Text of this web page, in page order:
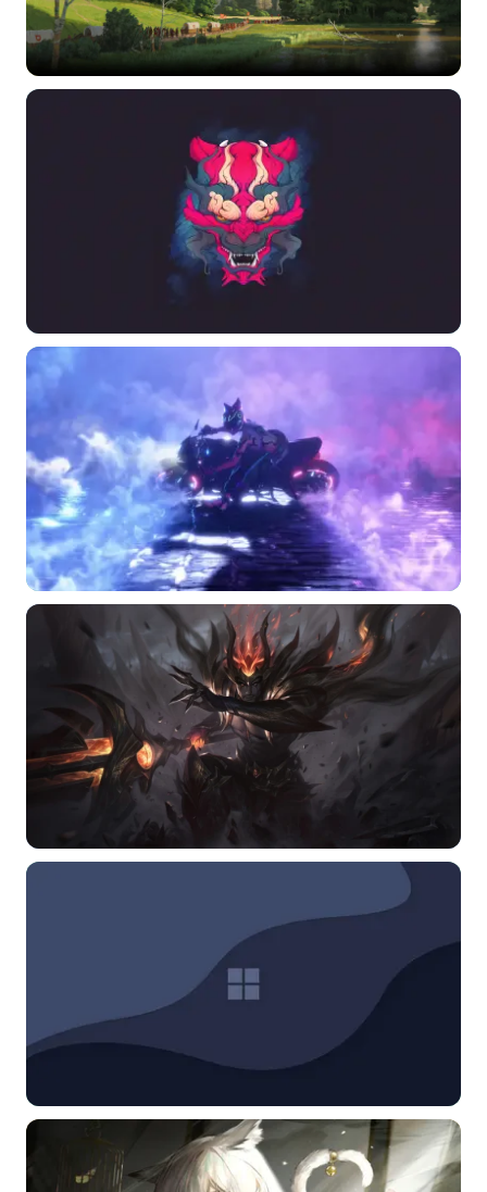
选择图片
标签 (逗号分隔)
常用标签: 4K壁纸 Bizhi Gallery 拾光壁纸 HDQwalls Hd 通用